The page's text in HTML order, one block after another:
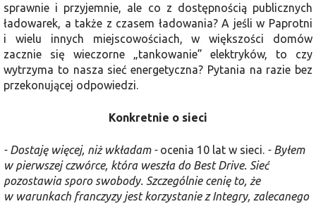
sprawnie i przyjemnie, ale co z dostępnością publicznych
ładowarek, a także z czasem ładowania? A jeśli w Paprotni
i wielu innych miejscowościach, w większości domów
zacznie się wieczorne „tankowanie” elektryków, to czy
wytrzyma to nasza sieć energetyczna? Pytania na razie bez
przekonującej odpowiedzi.
Konkretnie o sieci
- Dostaję więcej, niż wkładam -ocenia 10 lat w sieci. - Byłem
w pierwszej czwórce, która weszła do Best Drive. Sieć
pozostawia sporo swobody. Szczególnie cenię to, że
w warunkach franczyzy jest korzystanie z Integry, zalecanego